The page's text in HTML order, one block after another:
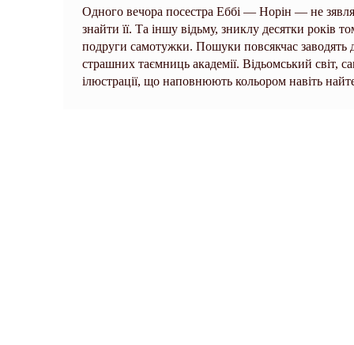
Одного вечора посестра Еббі — Норін — не
знайти її. Та іншу відьму, зниклу десятки років
подруги самотужки. Пошуки повсякчас заводять
страшних таємниць академії. Відьомський світ,
ілюстрації, що наповнюють кольором навіть